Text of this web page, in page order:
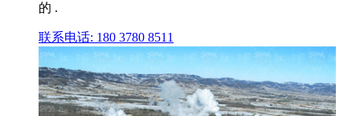
的 .
联系电话: 180 3780 8511